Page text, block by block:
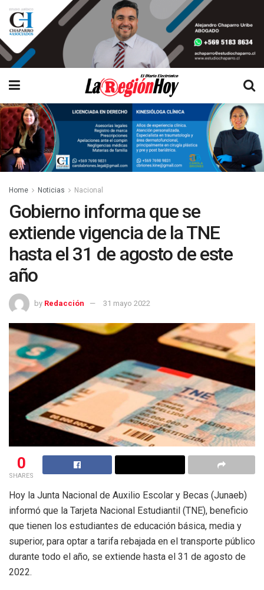
Home Noticias Nacional
Gobierno informa que se
extiende vigencia de la TNE
hasta el 31 de agosto de este
año
by Redacción 31 mayo 2022
0
SHARES
Hoy la Junta Nacional de Auxilio Escolar y Becas (Junaeb)
informó que la Tarjeta Nacional Estudiantil (TNE), beneficio
que tienen los estudiantes de educación básica, media y
superior, para optar a tarifa rebajada en el transporte público
durante todo el año, se extiende hasta el 31 de agosto de
2022.